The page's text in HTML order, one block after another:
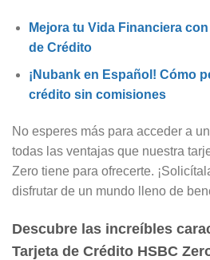
Mejora tu Vida Financiera
de Crédito
¡Nubank en Español! Cómo
crédito sin comisiones
No esperes más para acceder a
todas las ventajas que nuestra
Zero tiene para ofrecerte.
disfrutar de un mundo lleno de
Descubre las increíbles
Tarjeta de Crédito HSBC